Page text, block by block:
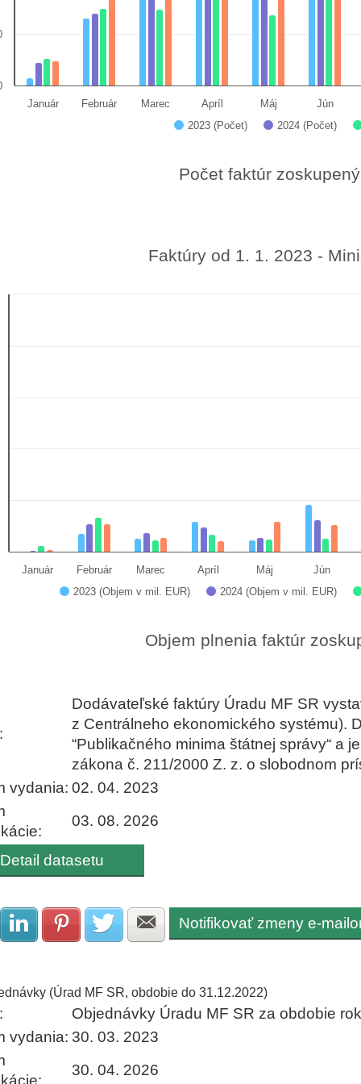
2023 (Počet) 2024 (Počet)
Január Február Marec Apríl Máj Jún
Počet faktúr
Faktúry od 1. 1. 2023 -
2023 (Objem v mil. EUR) 2024 (Objem v mil. EUR)
Január Február Marec Apríl Máj Jún
Objem plnenia faktúr
Dodávateľské faktúry Úradu MF SR
z Centrálneho ekonomického systému).
“Publikačného minima štátnej správy“ a
zákona č. 211/2000 Z. z. o slobodnom
vydania: 02. 04. 2023
03. 08. 2026
Detail datasetu
Zdielať na Facebook
Zdielať na LinkedIn
Zdielať na Pinterest
Zdielať na Twitter
Zdielať na E-mail
Notifikovať zmeny e-
(Úrad MF SR, obdobie do 31.12.2022)
Objednávky Úradu MF SR za obdobie
vydania: 30. 03. 2023
30. 04. 2026